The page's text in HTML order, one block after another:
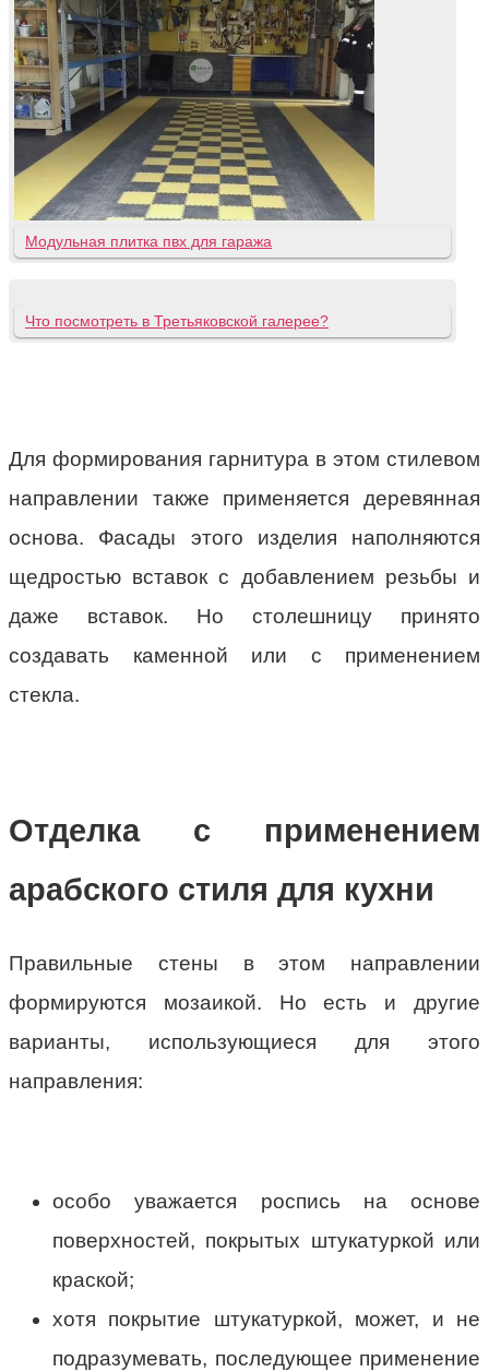
Модульная плитка пвх для гаража
Что посмотреть в Третьяковской галерее?
Для формирования гарнитура в этом стилевом
направлении также применяется деревянная
основа. Фасады этого изделия наполняются
щедростью вставок с добавлением резьбы и
даже вставок. Но столешницу принято
создавать каменной или с применением
стекла.
Отделка с применением
арабского стиля для кухни
Правильные стены в этом направлении
формируются мозаикой. Но есть и другие
варианты, использующиеся для этого
направления:
особо уважается роспись на основе
поверхностей, покрытых штукатуркой или
краской;
хотя покрытие штукатуркой, может, и не
подразумевать, последующее применение